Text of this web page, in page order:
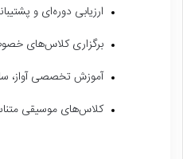
ارزیابی دوره‌ای و
برگزاری کلاس‌های
آموزش تخصصی آواز،
کلاس‌های موسیقی